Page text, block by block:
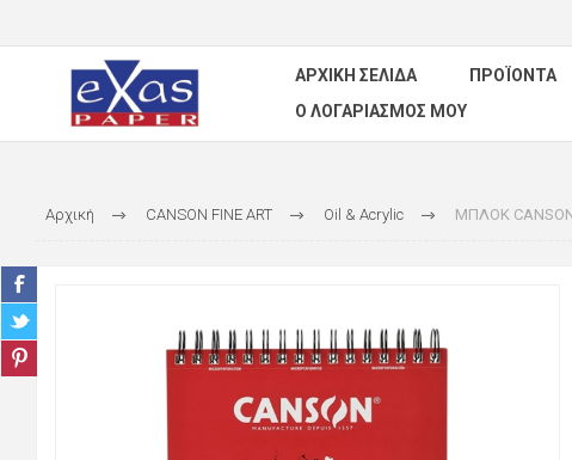
ΑΡΧΙΚΉ ΣΕΛΊΔΑ ΠΡΟΪΌΝΤΑ
Ο ΛΟΓΑΡΙΑΣΜΌΣ ΜΟΥ
Αρχική CANSON FINE ART Oil & Acrylic ΜΠΛΟΚ CANSON